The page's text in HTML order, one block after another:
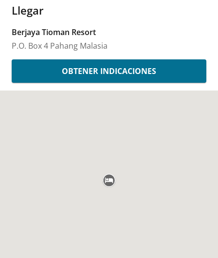
Llegar
Berjaya Tioman Resort
P.O. Box 4 Pahang Malasia
OBTENER INDICACIONES